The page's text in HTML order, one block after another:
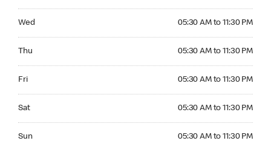
Wed 05:30 AM to 11:30 PM
Thu 05:30 AM to 11:30 PM
Fri 05:30 AM to 11:30 PM
Sat 05:30 AM to 11:30 PM
Sun 05:30 AM to 11:30 PM